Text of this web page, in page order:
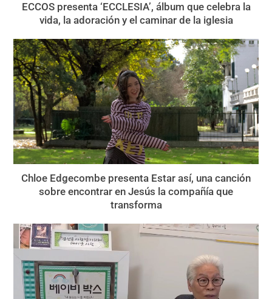
ECCOS presenta ‘ECCLESIA’, álbum que celebra la
vida, la adoración y el caminar de la iglesia
Chloe Edgecombe presenta Estar así, una canción
sobre encontrar en Jesús la compañía que
transforma